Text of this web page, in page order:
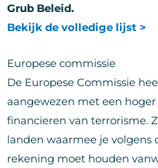
Grub Beleid.
Bekijk de volledige lijst >
Europese commissie
De Europese Commissie
aangewezen met een
financieren van terrorisme.
landen waarmee je volgens
rekening moet houden